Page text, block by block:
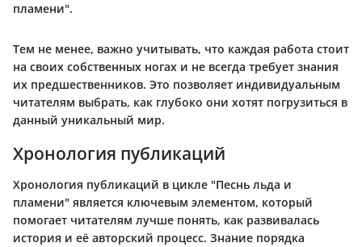
пламени".
Тем не менее, важно учитывать, что каждая работа стоит
на своих собственных ногах и не всегда требует знания
их предшественников. Это позволяет индивидуальным
читателям выбрать, как глубоко они хотят погрузиться в
данный уникальный мир.
Хронология публикаций
Хронология публикаций в цикле "Песнь льда и
пламени" является ключевым элементом, который
помогает читателям лучше понять, как развивалась
история и её авторский процесс. Знание порядка